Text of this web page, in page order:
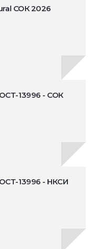
СОК 2026
13996 - СОК
13996 - НКСИ